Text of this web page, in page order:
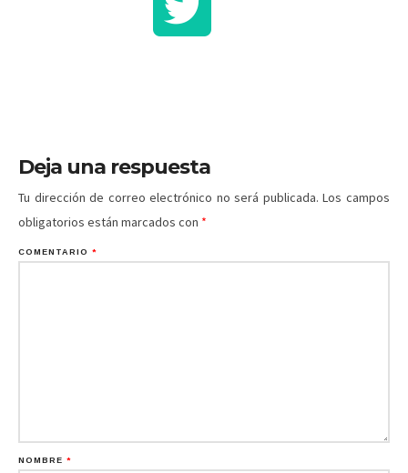
Deja una respuesta
Tu dirección de correo electrónico no será publicada. Los campos
obligatorios están marcados con *
COMENTARIO *
NOMBRE *